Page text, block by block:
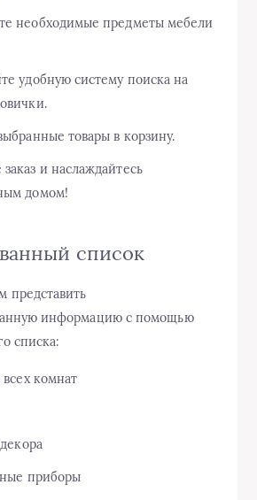
необходимые предметы мебели
удобную систему поиска на
товары в корзину.
и наслаждайтесь
домом!
список
информацию с помощью
списка:
комнат
приборы